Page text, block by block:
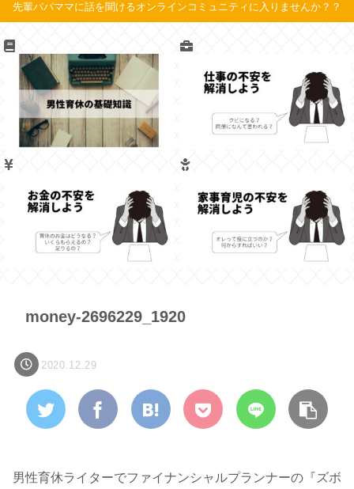
先輩パパママに話を聞けるオンラインコミュニティに入りませんか？？
money-2696229_1920
2020.12.29
男性育休ライターでファイナンシャルプランナーの『ズボ